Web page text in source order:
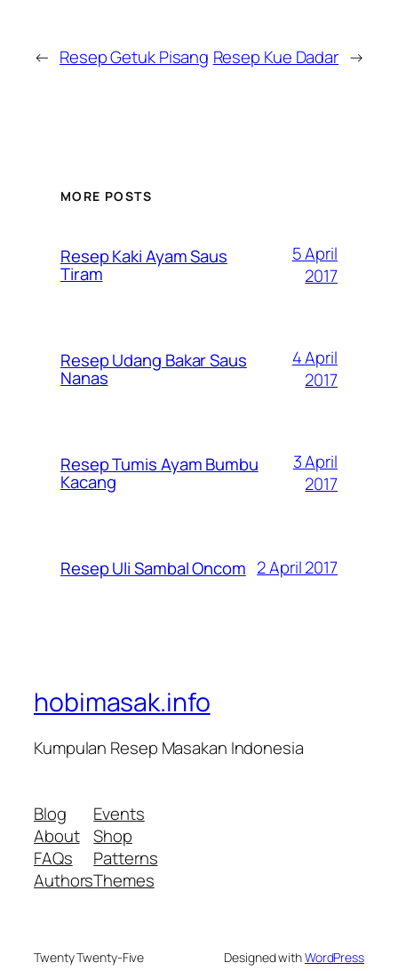
← Resep Getuk Pisang Resep Kue Dadar →
MORE POSTS
Resep Kaki Ayam Saus
Tiram
5 April
2017
Resep Udang Bakar Saus
Nanas
4 April
2017
Resep Tumis Ayam Bumbu
Kacang
3 April
2017
Resep Uli Sambal Oncom 2 April 2017
hobimasak.info
Kumpulan Resep Masakan Indonesia
Blog
About
FAQs
Authors
Events
Shop
Patterns
Themes
Twenty Twenty-Five Designed withWordPress